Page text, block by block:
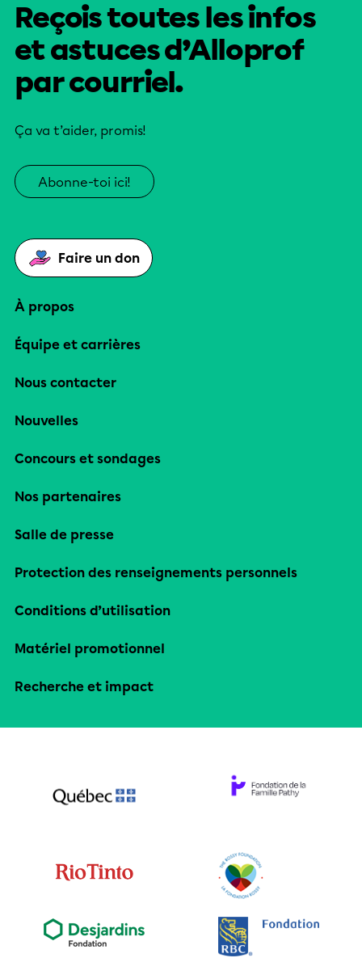
Reçois toutes les infos
et astuces d’Alloprof
par courriel.
Ça va t’aider, promis!
Abonne-toi ici!
Faire un don
À propos
Équipe et carrières
Nous contacter
Nouvelles
Concours et sondages
Nos partenaires
Salle de presse
Protection des renseignements personnels
Conditions d’utilisation
Matériel promotionnel
Recherche et impact